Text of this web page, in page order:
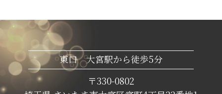
東口 大宮駅から徒歩5分
〒330-0802